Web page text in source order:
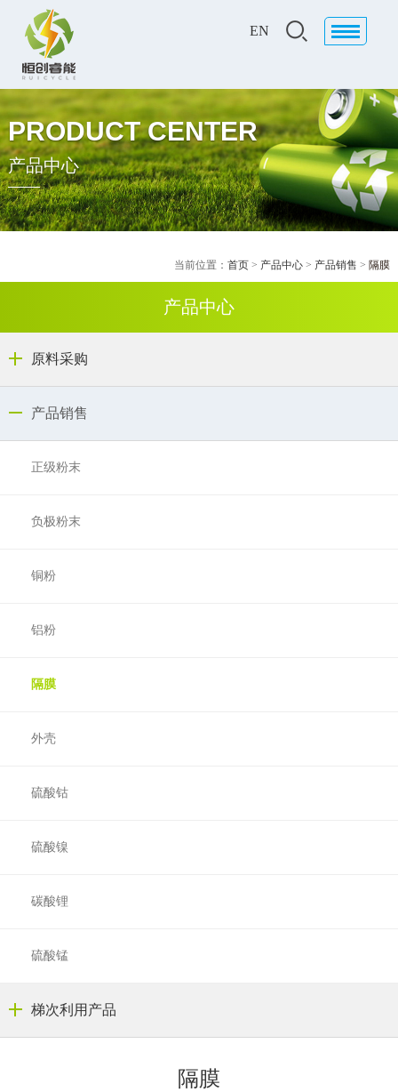
EN
PRODUCT CENTER
产品中心
当前位置：首页 > 产品中心 > 产品销售 > 隔膜
产品中心
原料采购
产品销售
正级粉末
负极粉末
铜粉
铝粉
隔膜
外壳
硫酸钴
硫酸镍
碳酸锂
硫酸锰
梯次利用产品
隔膜